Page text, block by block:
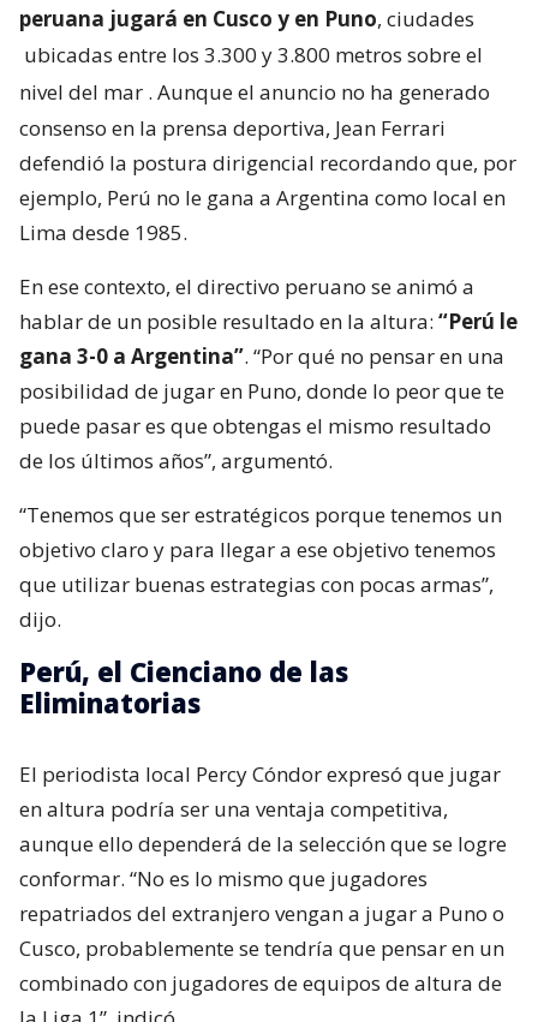
peruana jugará en Cusco y en Puno, ciudades
ubicadas entre los 3.300 y 3.800 metros sobre el
nivel del mar . Aunque el anuncio no ha generado
consenso en la prensa deportiva, Jean Ferrari
defendió la postura dirigencial recordando que, por
ejemplo, Perú no le gana a Argentina como local en
Lima desde 1985.
En ese contexto, el directivo peruano se animó a
hablar de un posible resultado en la altura: “Perú le
gana 3-0 a Argentina”. “Por qué no pensar en una
posibilidad de jugar en Puno, donde lo peor que te
puede pasar es que obtengas el mismo resultado
de los últimos años”, argumentó.
“Tenemos que ser estratégicos porque tenemos un
objetivo claro y para llegar a ese objetivo tenemos
que utilizar buenas estrategias con pocas armas”,
dijo.
Perú, el Cienciano de las
Eliminatorias
El periodista local Percy Cóndor expresó que jugar
en altura podría ser una ventaja competitiva,
aunque ello dependerá de la selección que se logre
conformar. “No es lo mismo que jugadores
repatriados del extranjero vengan a jugar a Puno o
Cusco, probablemente se tendría que pensar en un
combinado con jugadores de equipos de altura de